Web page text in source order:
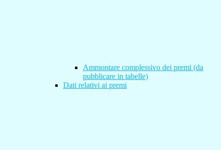
Ammontare complessivo dei premi (da
pubblicare in tabelle)
Dati relativi ai premi